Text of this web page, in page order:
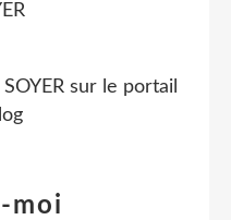
moi
sur le portail